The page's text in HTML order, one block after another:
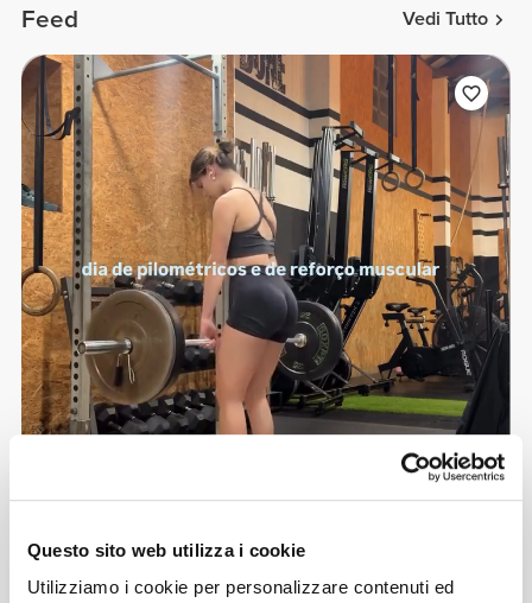
Questo sito web utilizza i cookie
Utilizziamo i cookie per personalizzare contenuti ed
Feed Vedi Tutto
1